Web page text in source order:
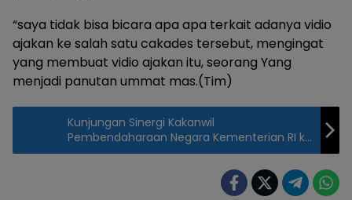
“saya tidak bisa bicara apa apa terkait adanya vidio
ajakan ke salah satu cakades tersebut, mengingat
yang membuat vidio ajakan itu, seorang Yang
menjadi panutan ummat mas.(Tim)
Kunjungan Sinergi Kakanwil
Pembendaharaan Negara Kementerian RI ke
Kabupaten Bantaeng